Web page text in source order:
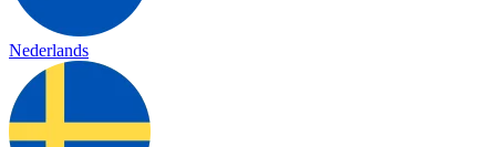
Nederlands